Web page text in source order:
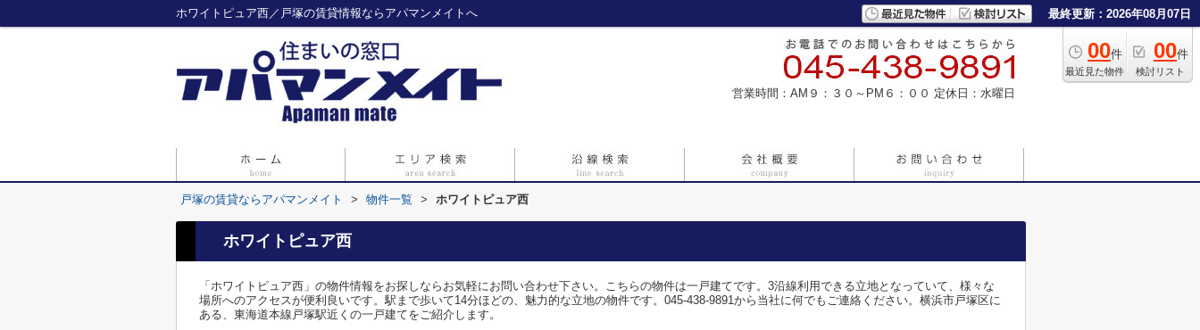
ホワイトピュア西／戸塚の賃貸情報ならアパマンメイトへ 最終更新：2026年08月07日
00件
最近見た物件
00件
検討リスト
営業時間：AM９：３０～PM６：００ 定休日：水曜日
戸塚の賃貸ならアパマンメイト > 物件一覧 > ホワイトピュア西
ホワイトピュア西
「ホワイトピュア西」の物件情報をお探しならお気軽にお問い合わせ下さい。こちらの物件は一戸建てです。3沿線利用できる立地となっていて、様々な
場所へのアクセスが便利良いです。駅まで歩いて14分ほどの、魅力的な立地の物件です。045-438-9891から当社に何でもご連絡ください。横浜市戸塚区に
ある、東海道本線戸塚駅近くの一戸建てをご紹介します。